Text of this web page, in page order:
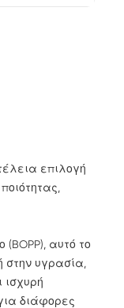
επιλογή
αυτό το
στην υγρασία,
ισχυρή
διάφορες